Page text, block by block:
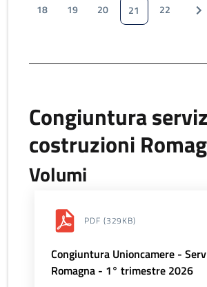
18
19 20 21 22
Congiuntura
costruzioni
Volumi
PDF (329KB)
Congiuntura Unioncamere -
Romagna - 1° trimestre 2026